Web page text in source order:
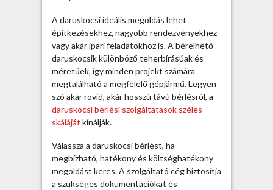
c
s
i
b
é
r
l
é
e
j
e
g
A daruskocsi ideális megoldás lehet
építkezésekhez, nagyobb rendezvényekhez
vagy akár ipari feladatokhoz is. A bérelhető
daruskocsik különböző teherbírásúak és
méretűek, így minden projekt számára
megtalálható a megfelelő gépjármű. Legyen
szó akár rövid, akár hosszú távú bérlésről, a
daruskocsi bérlési szolgáltatások széles
skáláját kínálják.
Válassza a daruskocsi bérlést, ha
megbízható, hatékony és költséghatékony
megoldást keres. A szolgáltató cég biztosítja
a szükséges dokumentációkat és